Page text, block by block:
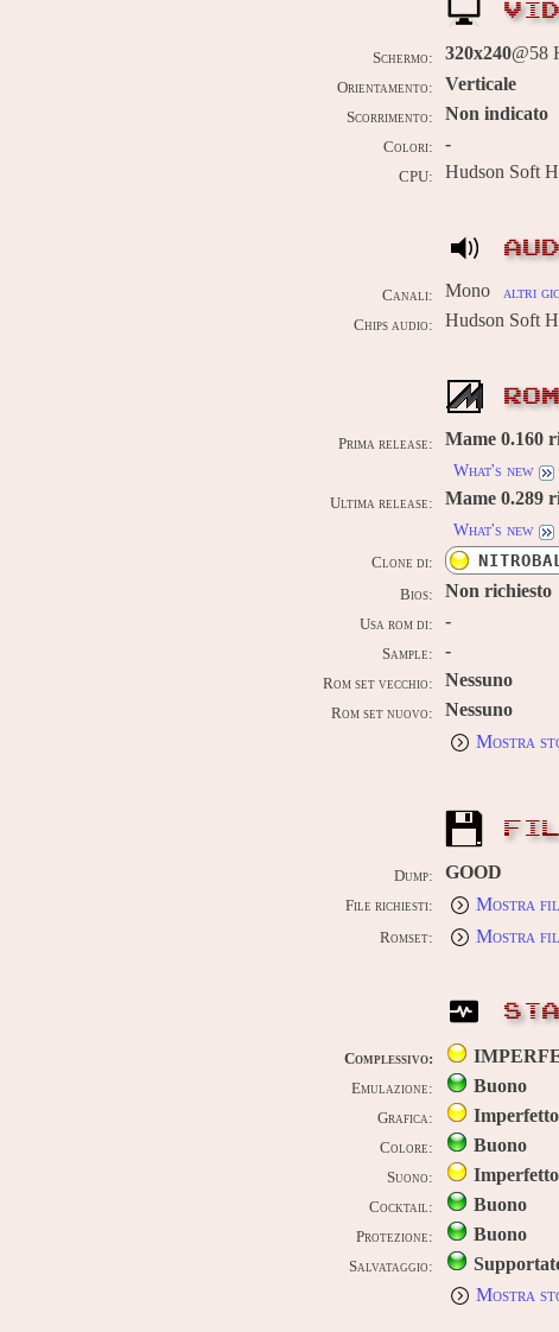
Schermo: 320x240@58
Orientamento: Verticale
Scorrimento: Non indicato
Colori: -
CPU: Hudson Soft
Canali: Mono altri
Chips audio: Hudson Soft
Prima release: Mame 0.160
What's new
Ultima release: Mame 0.289
What's new
Clone di: NITROBAL
Bios: Non richiesto
Usa rom di: -
Sample: -
Rom set vecchio: Nessuno
Rom set nuovo:
Nessuno
Mostra
Dump: GOOD
File richiesti: Mostra
Romset: Mostra
Complessivo:
Emulazione: Buono
Grafica: Imperfetto
Colore: Buono
Suono: Imperfetto
Cocktail: Buono
Protezione: Buono
Salvataggio:
Mostra